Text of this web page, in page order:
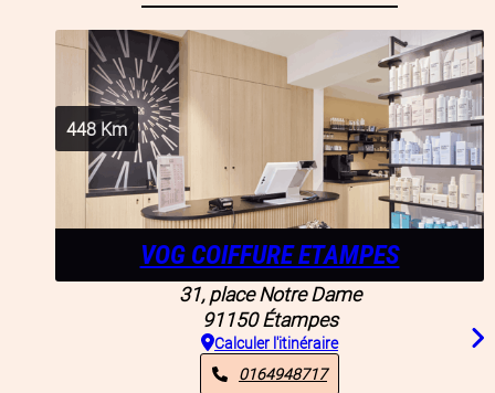
448Km
VOG COIFFURE ETAMPES
31, place Notre Dame
91150 Étampes
Calculer l'itinéraire
0164948717